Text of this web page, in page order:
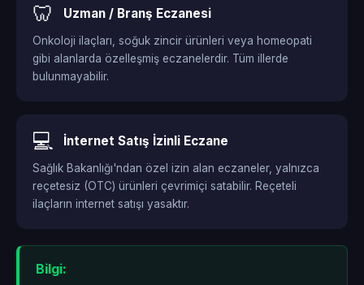
🦷 Uzman / Branş Eczanesi
Onkoloji ilaçları, soğuk zincir ürünleri veya homeopati
gibi alanlarda özelleşmiş eczanelerdir. Tüm illerde
bulunmayabilir.
💻 İnternet Satış İzinli Eczane
Sağlık Bakanlığı'ndan özel izin alan eczaneler, yalnızca
reçetesiz (OTC) ürünleri çevrimiçi satabilir. Reçeteli
ilaçların internet satışı yasaktır.
Bilgi: